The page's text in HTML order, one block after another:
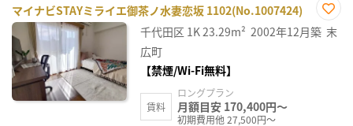
マイナビSTAYミライエ御茶ノ水妻恋坂 1102(No.1007424)
お気
に入
千代田区 1K23.29m² 2002年12月築 末
広町
【禁煙/Wi-Fi無料】
賃料
ロングプラン
月額目安 170,400円～
初期費用他 27,500円～